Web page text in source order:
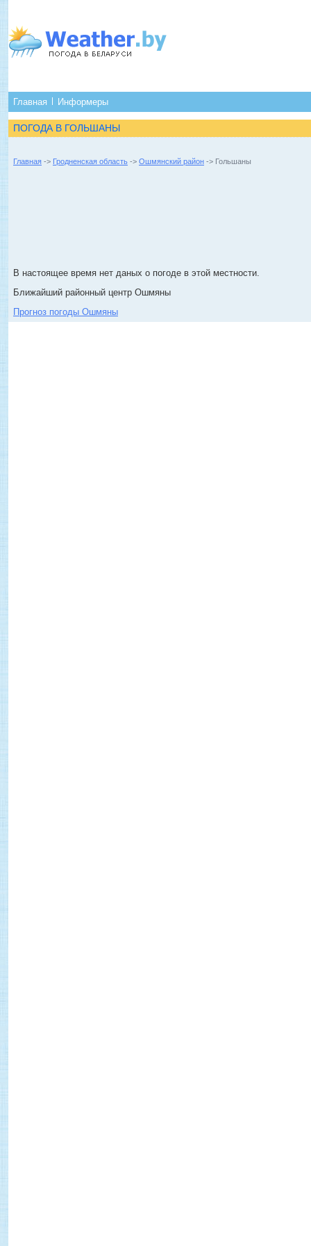
Главная Информеры
ПОГОДА В ГОЛЬШАНЫ
Главная -> Гродненская область -> Ошмянский район -> Гольшаны
В настоящее время нет даных о погоде в этой местности.
Ближайший районный центр Ошмяны
Прогноз погоды Ошмяны